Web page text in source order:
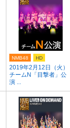
2019年2月12日（火）
チームN「目撃者」公
演 ...
NMB48 HD